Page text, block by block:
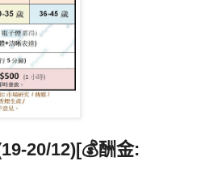
20/12)[💰酬金: